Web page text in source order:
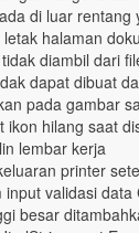
di luar
halaman
diambil dari
dapat dibuat
pada gambar
ikon hilang saat
lembar kerja
printer
validasi
besar